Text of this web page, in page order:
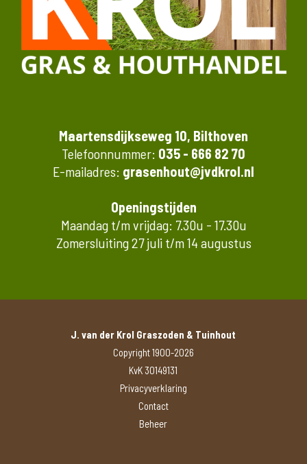
Maartensdijkseweg 10, Bilthoven
Telefoonnummer: 035 - 666 82 70
E-mailadres: grasenhout@jvdkrol.nl
Openingstijden
Maandag t/m vrijdag: 7.30u - 17.30u
Zomersluiting 27 juli t/m 14 augustus
J. van der Krol Graszoden & Tuinhout
Copyright 1900-2026
KvK 30149131
Privacyverklaring
Contact
Beheer